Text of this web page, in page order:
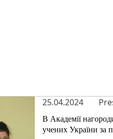
25.04.2024
В Академії
учених України за